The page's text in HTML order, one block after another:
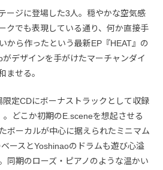
ージに登場した3人。穏やかな空気感
クでも表現している通り、何か直接手
から作ったという最新EP『HEAT』の
デザインを手がけたマーチャンダイ
ませる。
定CDにボーナストラックとして収録
どこか初期のE.sceneを想起させる
ボーカルが中心に据えられたミニマム
ースとYoshinaoのドラムも遊び心溢
同期のローズ・ピアノのような温かい